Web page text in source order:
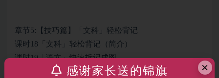
章节5:【技巧篇】「文科」轻松背记
课时18「文科」轻松背记（简介）
课时19「语文」快速拆记成图
课时20「英语」快速吃透语法
×
感谢家长送的锦旗